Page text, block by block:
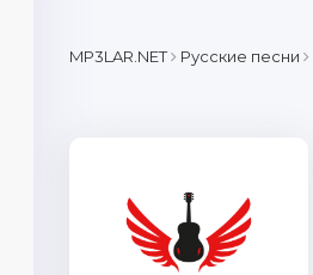
MP3LAR.NET Русские песни